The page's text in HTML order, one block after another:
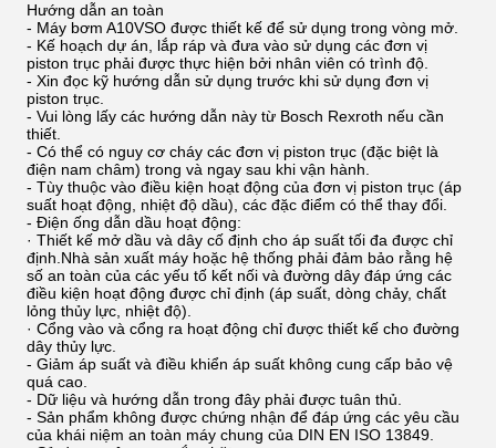
Hướng dẫn an toàn
- Máy bơm A10VSO được thiết kế để sử dụng trong vòng mở.
- Kế hoạch dự án, lắp ráp và đưa vào sử dụng các đơn vị
piston trục phải được thực hiện bởi nhân viên có trình độ.
- Xin đọc kỹ hướng dẫn sử dụng trước khi sử dụng đơn vị
piston trục.
- Vui lòng lấy các hướng dẫn này từ Bosch Rexroth nếu cần
thiết.
- Có thể có nguy cơ cháy các đơn vị piston trục (đặc biệt là
điện nam châm) trong và ngay sau khi vận hành.
- Tùy thuộc vào điều kiện hoạt động của đơn vị piston trục (áp
suất hoạt động, nhiệt độ dầu), các đặc điểm có thể thay đổi.
- Điện ống dẫn dầu hoạt động:
· Thiết kế mở dầu và dây cố định cho áp suất tối đa được chỉ
định.Nhà sản xuất máy hoặc hệ thống phải đảm bảo rằng hệ
số an toàn của các yếu tố kết nối và đường dây đáp ứng các
điều kiện hoạt động được chỉ định (áp suất, dòng chảy, chất
lỏng thủy lực, nhiệt độ).
· Cổng vào và cổng ra hoạt động chỉ được thiết kế cho đường
dây thủy lực.
- Giảm áp suất và điều khiển áp suất không cung cấp bảo vệ
quá cao.
- Dữ liệu và hướng dẫn trong đây phải được tuân thủ.
- Sản phẩm không được chứng nhận để đáp ứng các yêu cầu
của khái niệm an toàn máy chung của DIN EN ISO 13849.